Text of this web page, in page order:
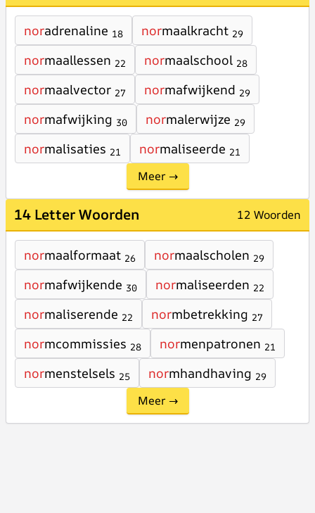
noradrenaline 18 normaalkracht 29
normaallessen 22 normaalschool 28
normaalvector 27 normafwijkend 29
normafwijking 30 normalerwijze 29
normalisaties 21 normaliseerde 21
Meer →
14 Letter Woorden 12 Woorden
normaalformaat 26 normaalscholen 29
normafwijkende 30 normaliseerden 22
normaliserende 22 normbetrekking 27
normcommissies 28 normenpatronen 21
normenstelsels 25 normhandhaving 29
Meer →